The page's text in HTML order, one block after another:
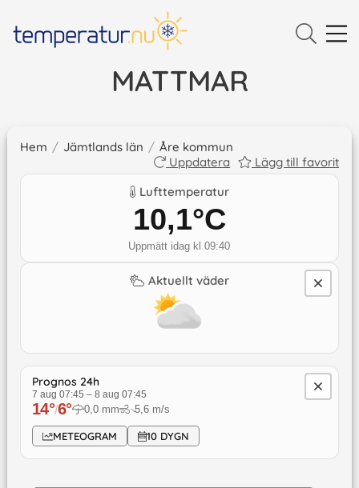
MATTMAR
Hem / Jämtlands län / Åre kommun
Uppdatera
Lägg till favorit
Lufttemperatur
10,1°C
Uppmätt idag kl 09:40
Aktuellt väder
Prognos 24h
7 aug 07:45 – 8 aug 07:45
14°/6° 0,0mm ↓5,6m/s
METEOGRAM 10 DYGN